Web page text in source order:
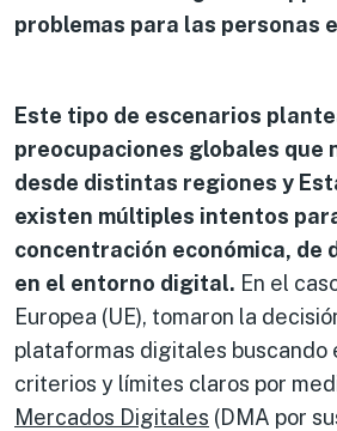
problemas para las personas
Este tipo de escenarios
preocupaciones globales que
desde distintas regiones y
existen múltiples intentos
concentración económica, de
en el entorno digital. En el
Europea (UE), tomaron la
plataformas digitales buscando
criterios y límites claros por
Mercados Digitales (DMA por